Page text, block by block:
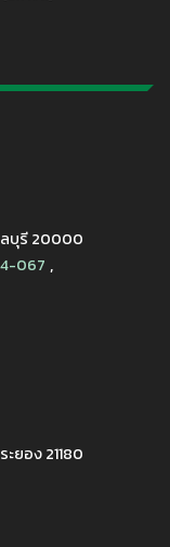
ลบุรี 20000
067 ,
ยอง 21180